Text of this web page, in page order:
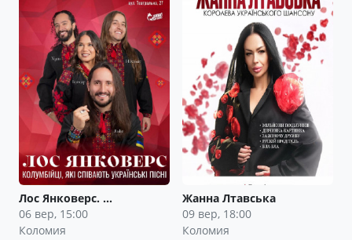
Лос Янковерс. …
06 вер, 15:00
Коломия
Жанна Лтавська
09 вер, 18:00
Коломия